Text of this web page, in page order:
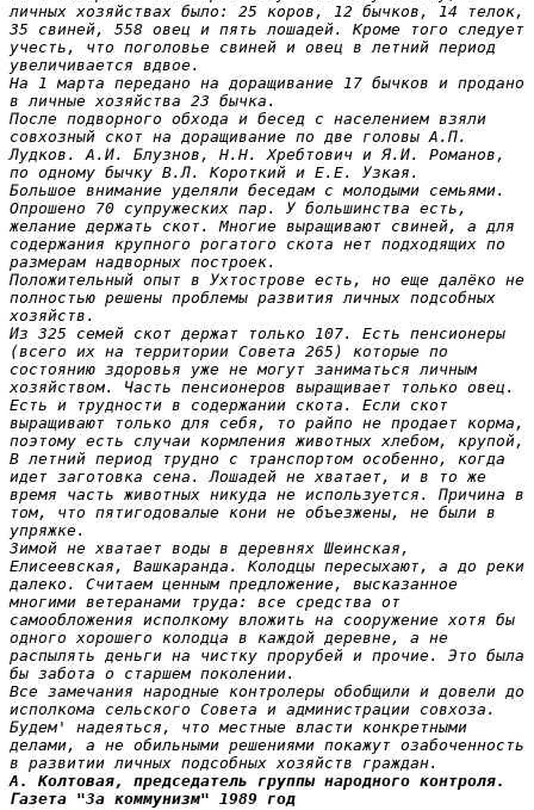
личных хозяйствах было: 25 коров, 12 бычков, 14 телок,
35 свиней, 558 овец и пять лошадей. Кроме того следует
учесть, что поголовье свиней и овец в летний период
увеличивается вдвое.
На 1 марта передано на доращивание 17 бычков и продано
в личные хозяйства 23 бычка.
После подворного обхода и бесед с населением взяли
совхозный скот на доращивание по две головы А.П.
Лудков. А.И. Блузнов, Н.Н. Хребтович и Я.И. Романов,
по одному бычку В.Л. Короткий и Е.Е. Узкая.
Большое внимание уделяли беседам с молодыми семьями.
Опрошено 70 супружеских пар. У большинства есть,
желание держать скот. Многие выращивают свиней, а для
содержания крупного рогатого скота нет подходящих по
размерам надворных построек.
Положительный опыт в Ухтострове есть, но еще далёко не
полностью решены проблемы развития личных подсобных
хозяйств.
Из 325 семей скот держат только 107. Есть пенсионеры
(всего их на территории Совета 265) которые по
состоянию здоровья уже не могут заниматься личным
хозяйством. Часть пенсионеров выращивает только овец.
Есть и трудности в содержании скота. Если скот
выращивают только для себя, то райпо не продает корма,
поэтому есть случаи кормления животных хлебом, крупой,
В летний период трудно с транспортом особенно, когда
идет заготовка сена. Лошадей не хватает, и в то же
время часть животных никуда не используется. Причина в
том, что пятигодовалые кони не объезжены, не были в
упряжке.
Зимой не хватает воды в деревнях Шеинская,
Елисеевская, Вашкаранда. Колодцы пересыхают, а до реки
далеко. Считаем ценным предложение, высказанное
многими ветеранами труда: все средства от
самообложения исполкому вложить на сооружение хотя бы
одного хорошего колодца в каждой деревне, а не
распылять деньги на чистку прорубей и прочие. Это была
бы забота о старшем поколении.
Все замечания народные контролеры обобщили и довели до
исполкома сельского Совета и администрации совхоза.
Будем' надеяться, что местные власти конкретными
делами, а не обильными решениями покажут озабоченность
в развитии личных подсобных хозяйств граждан.
А. Колтовая, председатель группы народного контроля.
Газета "За коммунизм" 1989 год